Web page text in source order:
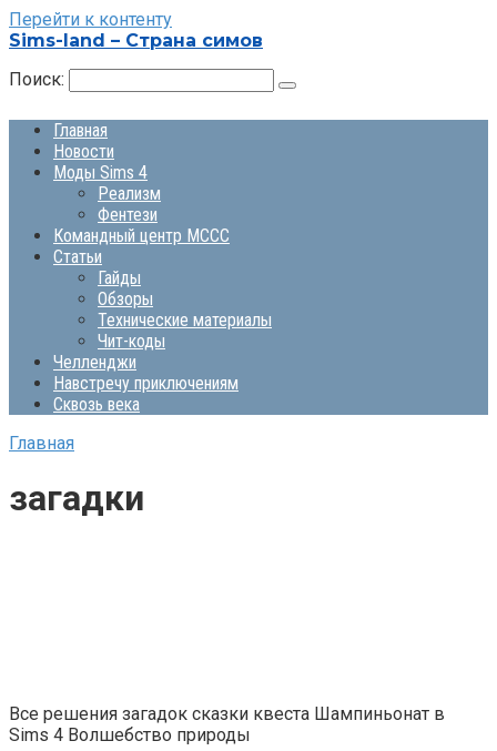
Перейти к контенту
Sims-land – Страна симов
Поиск:
Главная
Новости
Моды Sims 4
Реализм
Фентези
Командный центр MCCC
Статьи
Гайды
Обзоры
Технические материалы
Чит-коды
Челленджи
Навстречу приключениям
Сквозь века
Главная
загадки
Все решения загадок сказки квеста Шампиньонат в
Sims 4 Волшебство природы